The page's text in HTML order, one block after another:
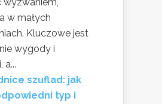
w małych
Kluczowe jest
wygody i
a...
szuflad: jak
typ i